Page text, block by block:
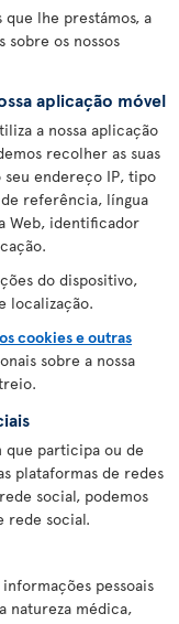
lhe prestámos, a
sobre os nossos
aplicação móvel
a nossa aplicação
recolher as suas
endereço IP, tipo
referência, língua
Web, identificador
do dispositivo,
localização.
cookies e outras
sobre a nossa
que participa ou de
plataformas de redes
social, podemos
rede social.
pessoais
natureza médica,